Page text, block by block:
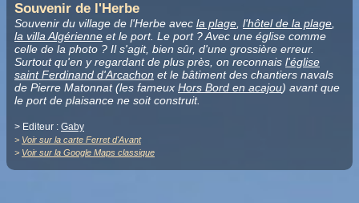
Souvenir de l'Herbe
Souvenir du village de l'Herbe avec la plage, l'hôtel de la plage,
la villa Algérienne et le port. Le port ? Avec une église comme
celle de la photo ? Il s'agit, bien sûr, d'une grossière erreur.
Surtout qu'en y regardant de plus près, on reconnais l'église
saint Ferdinand d'Arcachon et le bâtiment des chantiers navals
de Pierre Matonnat (les fameux Hors Bord en acajou) avant que
le port de plaisance ne soit construit.
> Editeur : Gaby
> Voir sur la carte Ferret d'Avant
> Voir sur la Google Maps classique